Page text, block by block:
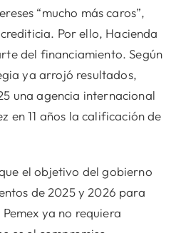
“mucho más caros”,
Por ello, Hacienda
del financiamiento. Según
ya arrojó resultados,
una agencia internacional
en 11 años la calificación de
el objetivo del gobierno
de 2025 y 2026 para
ya no requiera